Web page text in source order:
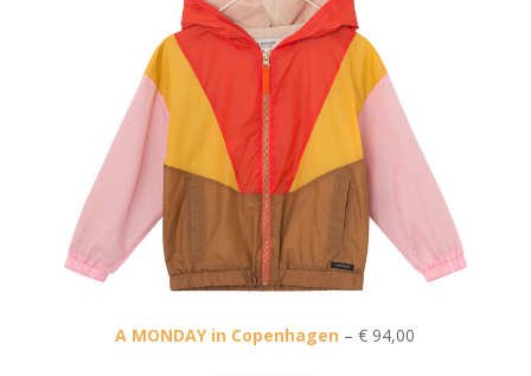
A MONDAY in Copenhagen – € 94,00